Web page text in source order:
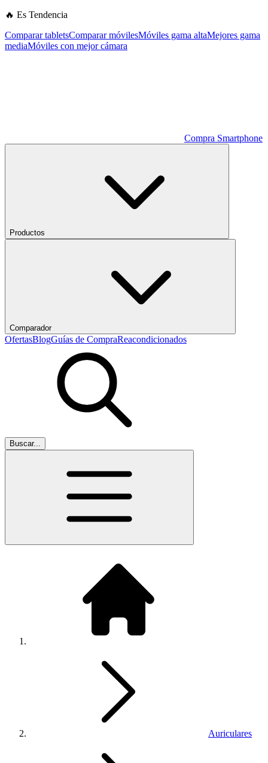
🔥 Es Tendencia
Comparar tabletsComparar móvilesMóviles gama altaMejores gama
mediaMóviles con mejor cámara
Compra Smartphone
Productos
Comparador
OfertasBlogGuías de CompraReacondicionados
Buscar...
Auriculares